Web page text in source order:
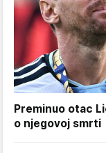
Preminuo otac
o njegovoj smrti